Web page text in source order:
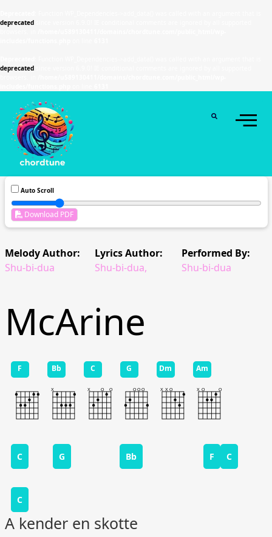
deprecated
deprecated
Auto Scroll
Download PDF
Melody Author:
Shu-bi-dua
Lyrics Author:
Shu-bi-dua,
Performed By:
Shu-bi-dua
McArine
C G Bb F C
C
A kender en skotte
F Bb C G Dm Am